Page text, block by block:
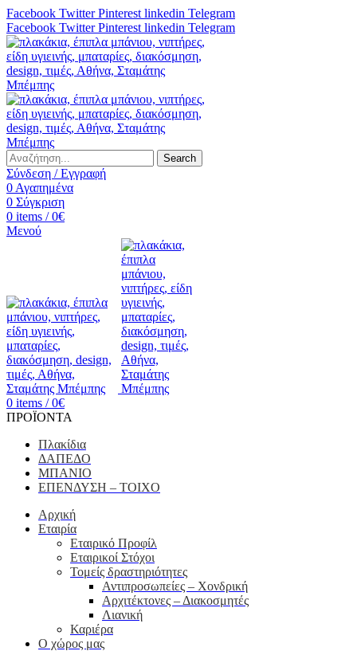
Facebook Twitter Pinterest linkedin Telegram
Facebook Twitter Pinterest linkedin Telegram
Search
Σύνδεση / Εγγραφή
0 Αγαπημένα
0 Σύγκριση
0 items / 0€
Μενού
0 items / 0€
ΠΡΟΪΟΝΤΑ
Πλακίδια
ΔΑΠΕΔΟ
ΜΠΑΝΙΟ
ΕΠΕΝΔΥΣΗ – ΤΟΙΧΟ
Αρχική
Εταιρία
Εταιρικό Προφίλ
Εταιρικοί Στόχοι
Τομείς δραστηριότητες
Αντιπροσωπείες – Xονδρική
Αρχιτέκτονες – Διακοσμητές
Λιανική
Καριέρα
Ο χώρος μας